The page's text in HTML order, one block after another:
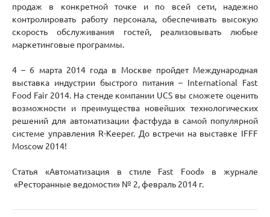
продаж в конкретной точке и по всей сети, надежно
контролировать работу персонала, обеспечивать высокую
скорость обслуживания гостей, реализовывать любые
маркетинговые программы.
4 – 6 марта 2014 года в Москве пройдет Международная
выставка индустрии быстрого питания – International Fast
Food Fair 2014. На стенде компании UCS вы сможете оценить
возможности и преимущества новейших технологических
решений для автоматизации фастфуда в самой популярной
системе управления R-Keeper. До встречи на выставке IFFF
Moscow 2014!
Статья «Автоматизация в стиле Fast Food» в журнале
«Ресторанные ведомости» № 2, февраль 2014 г.